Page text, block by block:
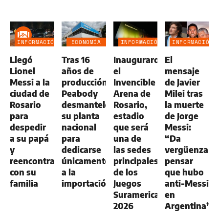
INFORMACIÓN
Llegó
Lionel
Messi a la
ciudad de
Rosario
para
despedir
a su papá
y
reencontrarse
con su
familia
ECONOMÍA
AGRO
Tras 16
años de
producción,
Peabody
desmanteló
su planta
nacional
para
dedicarse
únicamente
a la
importación
INFORMACIÓN
Inauguraron
el
Invencible
Arena de
Rosario,
estadio
que será
una de
las sedes
principales
de los
Juegos
Suramericanos
2026
INFORMACIÓN
El
mensaje
de Javier
Milei tras
la muerte
de Jorge
Messi:
“Da
vergüenza
pensar
que hubo
anti-Messi
en
Argentina”